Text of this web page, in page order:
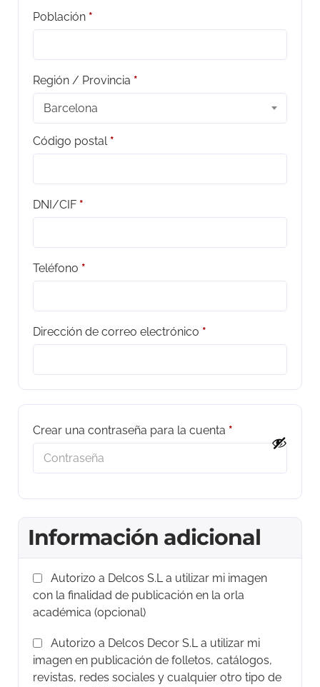
Población *
Región / Provincia *
Barcelona
Código postal *
DNI/CIF *
Teléfono *
Dirección de correo electrónico *
Crear una contraseña para la cuenta *
Información adicional
Autorizo a Delcos S.L a utilizar mi imagen
con la finalidad de publicación en la orla
académica (opcional)
Autorizo a Delcos Decor S.L a utilizar mi
imagen en publicación de folletos, catálogos,
revistas, redes sociales y cualquier otro tipo de